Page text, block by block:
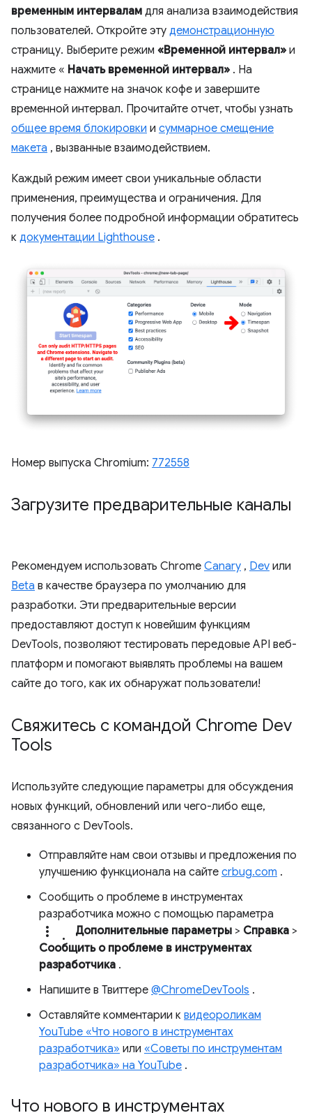
временным интервалам для анализа взаимодействия
пользователей. Откройте эту демонстрационную
страницу. Выберите режим «Временной интервал» и
нажмите « Начать временной интервал» . На
странице нажмите на значок кофе и завершите
временной интервал. Прочитайте отчет, чтобы узнать
общее время блокировки и суммарное смещение
макета , вызванные взаимодействием.
Каждый режим имеет свои уникальные области
применения, преимущества и ограничения. Для
получения более подробной информации обратитесь
к документации Lighthouse .
Номер выпуска Chromium: 772558
Загрузите предварительные каналы
Рекомендуем использовать Chrome Canary , Dev или
Beta в качестве браузера по умолчанию для
разработки. Эти предварительные версии
предоставляют доступ к новейшим функциям
DevTools, позволяют тестировать передовые API веб-
платформ и помогают выявлять проблемы на вашем
сайте до того, как их обнаружат пользователи!
Свяжитесь с командой Chrome Dev
Tools
Используйте следующие параметры для обсуждения
новых функций, обновлений или чего-либо еще,
связанного с DevTools.
Отправляйте нам свои отзывы и предложения по
улучшению функционала на сайте crbug.com .
Сообщить о проблеме в инструментах
разработчика можно с помощью параметра
more_vert. Дополнительные параметры > Справка >
Сообщить о проблеме в инструментах
разработчика .
Напишите в Твиттере @ChromeDevTools .
Оставляйте комментарии к видеороликам
YouTube «Что нового в инструментах
разработчика» или «Советы по инструментам
разработчика» на YouTube .
Что нового в инструментах